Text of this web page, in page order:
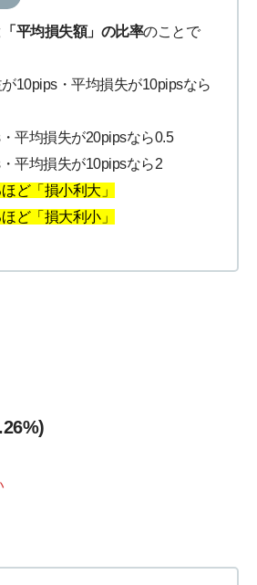
「平均損失額」の比率のことで
10pips・平均損失が10pipsなら
平均損失が20pipsなら0.5
平均損失が10pipsなら2
ど「損小利大」
ど「損大利小」